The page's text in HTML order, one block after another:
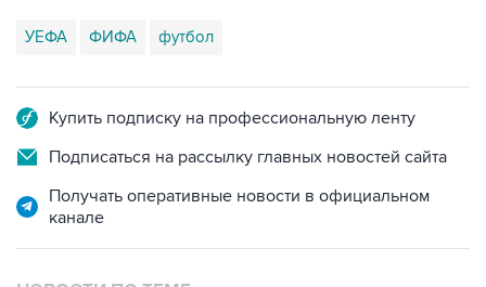
УЕФА ФИФА футбол
Купить подписку на профессиональную ленту
Подписаться на рассылку главных новостей сайта
Получать оперативные новости в официальном
канале